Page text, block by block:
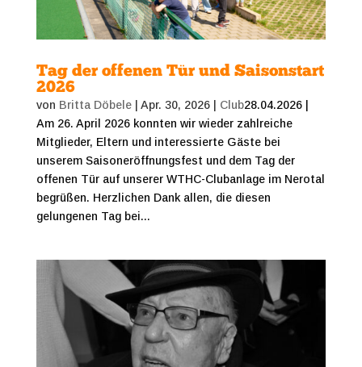
Tag der offenen Tür und Saisonstart
2026
von Britta Döbele| Apr. 30, 2026| Club28.04.2026 |
Am 26. April 2026 konnten wir wieder zahlreiche
Mitglieder, Eltern und interessierte Gäste bei
unserem Saisoneröffnungsfest und dem Tag der
offenen Tür auf unserer WTHC-Clubanlage im Nerotal
begrüßen. Herzlichen Dank allen, die diesen
gelungenen Tag bei...